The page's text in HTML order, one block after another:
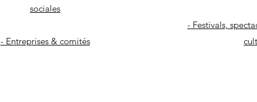
sociales
- Entreprises & comités
- Festivals,